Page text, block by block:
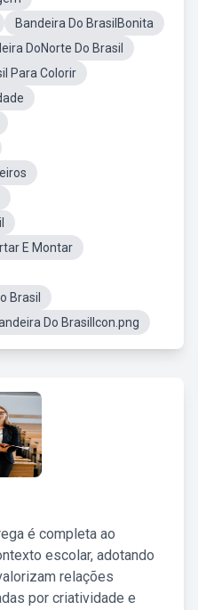
Bandeira Do BrasilBonita
DoNorte Do Brasil
Para Colorir
E Montar
Brasil
Do BrasilIcon.png
é completa ao
escolar, adotando
relações
por criatividade e